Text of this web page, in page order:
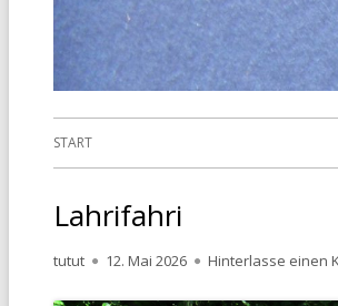
Primäres
START
Lahrifahri
Autor
tutut
Veröffentlicht
12. Mai 2026 Hinterlasse einen